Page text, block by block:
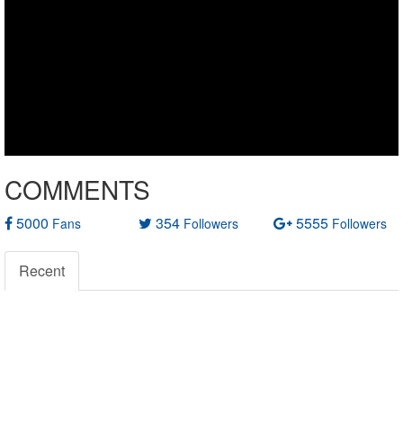
COMMENTS
5000 Fans 354 Followers 5555 Followers
Recent